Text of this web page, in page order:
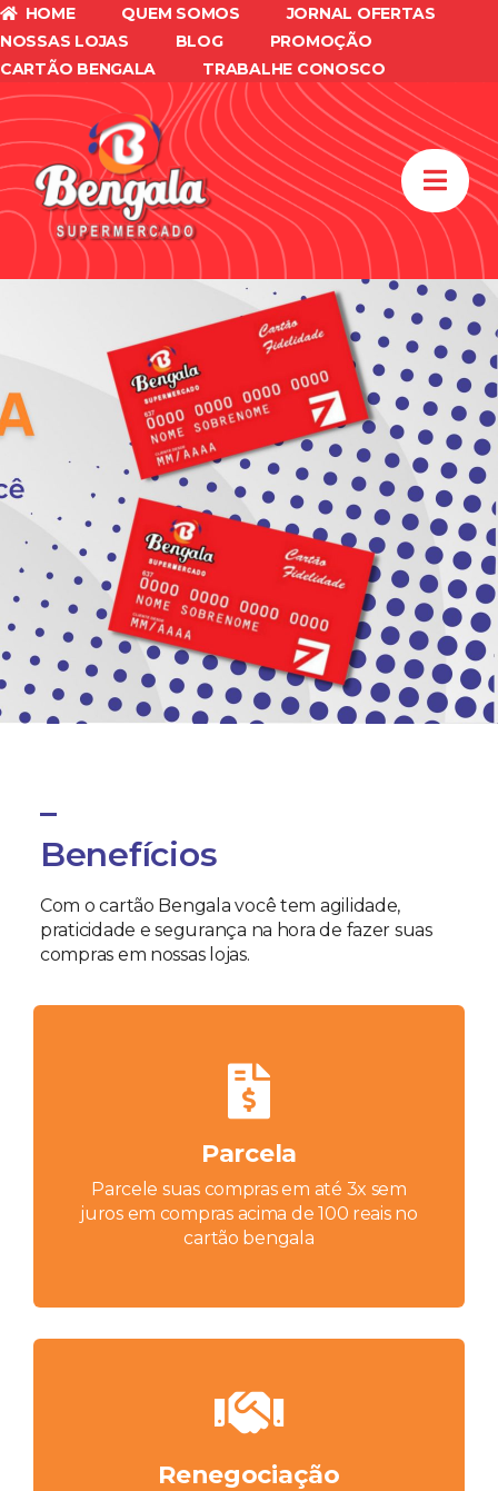
HOME QUEM SOMOS
JORNAL OFERTAS
NOSSAS LOJAS
BLOG
PROMOÇÃO
CARTÃO BENGALA
TRABALHE CONOSCO
Benefícios
Com o cartão Bengala você tem agilidade,
praticidade e segurança na hora de fazer suas
compras em nossas lojas.
Parcela
Parcele suas compras em até 3x sem
juros em compras acima de 100 reais no
cartão bengala
Renegociação